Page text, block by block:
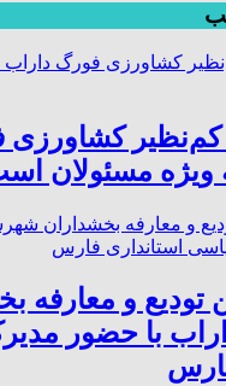
کشاورزی
ویژه مسئولان
تودیع و معارفه
با حضور